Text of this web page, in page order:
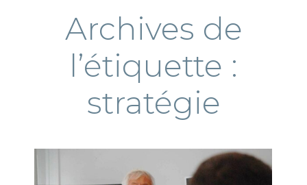
Archives de
l’étiquette :
stratégie